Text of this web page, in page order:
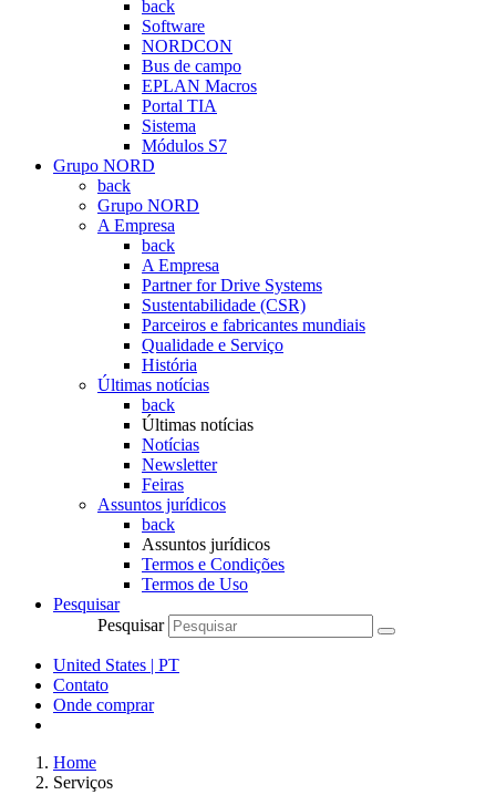
back
Software
NORDCON
Bus de campo
EPLAN Macros
Portal TIA
Sistema
Módulos S7
Grupo NORD
back
Grupo NORD
A Empresa
back
A Empresa
Partner for Drive Systems
Sustentabilidade (CSR)
Parceiros e fabricantes mundiais
Qualidade e Serviço
História
Últimas notícias
back
Últimas notícias
Notícias
Newsletter
Feiras
Assuntos jurídicos
back
Assuntos jurídicos
Termos e Condições
Termos de Uso
Pesquisar
Pesquisar
United States | PT
Contato
Onde comprar
Home
Serviços